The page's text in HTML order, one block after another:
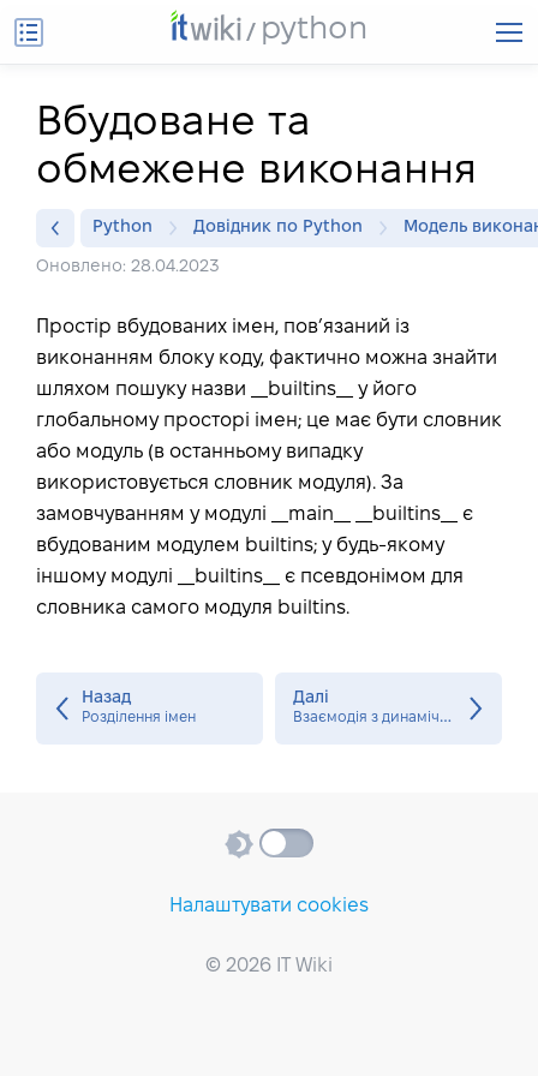
python
Вбудоване та
обмежене виконання
Python Довідник по Python Модель
Оновлено: 28.04.2023
Простір вбудованих імен, пов’язаний із
виконанням блоку коду, фактично можна знайти
шляхом пошуку назви __builtins__ у його
глобальному просторі імен; це має бути словник
або модуль (в останньому випадку
використовується словник модуля). За
замовчуванням у модулі __main__ __builtins__ є
вбудованим модулем builtins; у будь-якому
іншому модулі __builtins__ є псевдонімом для
словника самого модуля builtins.
Назад
Розділення імен
Далі
В
заємодія з динамічними функціями
Налаштувати cookies
© 2026 IT Wiki